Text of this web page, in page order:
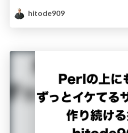
hitode909